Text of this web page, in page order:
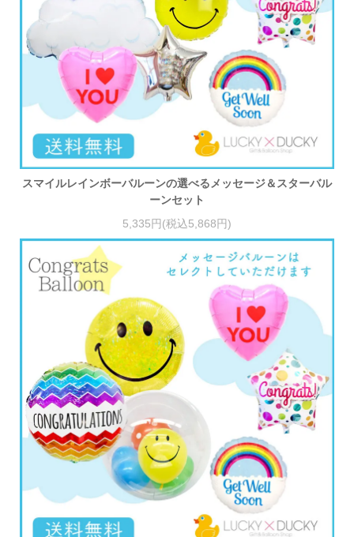
スマイルレインボーバルーンの選べるメッセージ＆スターバル
ーンセット
5,335円(税込5,868円)